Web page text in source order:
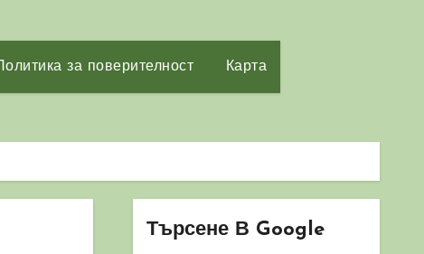
Политика за поверителност Карта
Търсене В Google